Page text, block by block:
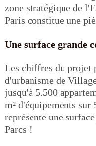
zone stratégique de
Paris constitue une
Une surface grande
Les chiffres du projet
d'urbanisme de
jusqu'à 5.500
m² d'équipements sur
représente une
Parcs !